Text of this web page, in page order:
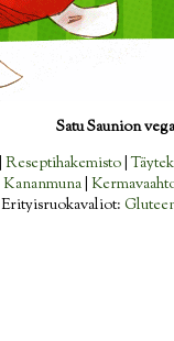
Satu Saunion
Reseptihakemisto |
Kananmuna
Erityisruokavaliot: